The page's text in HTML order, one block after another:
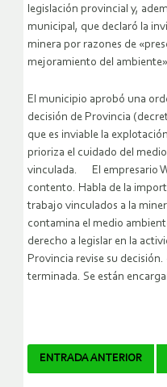
legislación provincial y,
municipal, que declaró la
minera por razones de
mejoramiento del
El municipio aprobó una
decisión de Provincia
que es inviable la
prioriza el cuidado del
vinculada. El empresario
contento. Habla de la
trabajo vinculados a la
contamina el medio
derecho a legislar en la
Provincia revise su
terminada. Se están
Navegador
ENTRADA ANTERIOR